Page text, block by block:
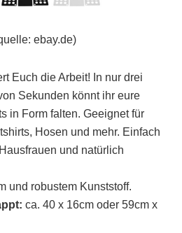
ebay.de)
Euch die Arbeit! In nur drei
Sekunden könnt ihr eure
in Form falten. Geeignet für
Hosen und mehr. Einfach
und natürlich
und robustem Kunststoff.
ca. 40 x 16cm oder 59cm x